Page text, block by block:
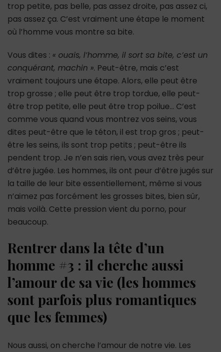
trop petite, pas belle, pas assez droite, pas assez ci,
pas assez ça. C’est vraiment une étape le moment
où l’homme vous montre sa bite.
Vous dites : « ouais, l’homme, il sort sa bite, c’est un
conquérant, machin ». Peut-être, mais c’est
vraiment toujours une étape. Alors, elle peut être
trop grosse ; elle peut être trop tordue, elle peut-
être trop petite, elle peut être trop poilue… C’est
comme vous quand vous montrez vos seins, vous
dites peut-être que le téton, il est trop gros ; peut-
être les seins, ils sont trop petits ; peut-être ils
pendent trop. Je n’en sais rien, vous avez très peur
d’être jugée. Les hommes, ils ont peur d’être jugés sur
la taille de leur bite essentiellement, même si vous
n’aimez pas forcément les grosses bites, bien sûr,
mais voilà. Cette pression vient du porno, pour
beaucoup.
Rentrer dans la tête d’un
homme #3 : il cherche aussi
l’amour de sa vie (les hommes
sont parfois plus romantiques
que les femmes)
Nous aussi, on cherche l’amour de notre vie. Les